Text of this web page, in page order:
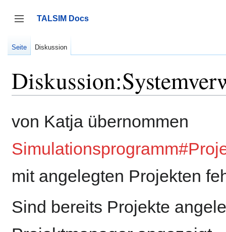
springen
Seitenleiste umschalten
TALSIM Docs
Seite Diskussion
von Katja übernommen
mit angelegten Projekten
Sind bereits Projekte